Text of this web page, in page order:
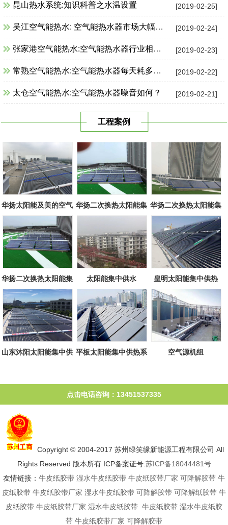
[2019-02-25]
昆山热水系统:知识科普之水温设置
[2019-02-24]
吴江空气能热水: 空气能热水器市场大幅增长
[2019-02-23]
张家港空气能热水:空气能热水器行业相关政策一览
[2019-02-22]
常熟空气能热水:空气能热水器每天耗多少电？
[2019-02-21]
太仓空气能热水:空气能热水器噪音如何？
工程案例
华扬太阳能及美的空气 华扬二次换热太阳能集 华扬二次换热太阳能集
中系统
华扬二次换热太阳能集
中系统
太阳能集中供水 皇明太阳能集中供热
山东沐阳太阳能集中供 平板太阳能集中供热系
空气源机组
点击电话咨询：13451537335
Copyright © 2004-2017 苏州绿笑缘新能源工程有限公司 All
Rights Reserved 版本所有 ICP备案证号:苏ICP备18044481号
友情链接： 牛皮纸胶带 湿水牛皮纸胶带 牛皮纸胶带厂家 可降解胶带 牛
皮纸胶带 牛皮纸胶带厂家 湿水牛皮纸胶带 可降解胶带 可降解纸胶带 牛
皮纸胶带 牛皮纸胶带厂家 湿水牛皮纸胶带 牛皮纸胶带 湿水牛皮纸胶
带 牛皮纸胶带厂家 可降解胶带